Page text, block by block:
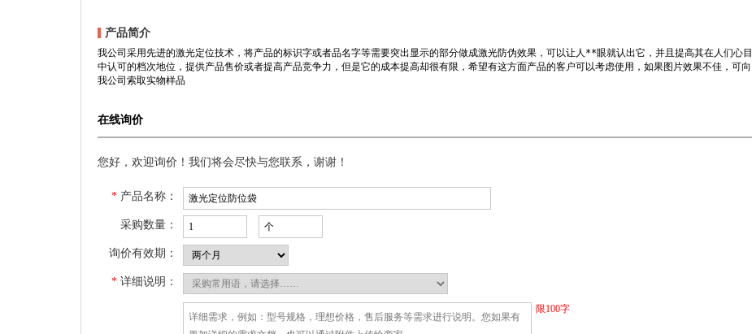
产品简介
我公司采用先进的激光定位技术，将产品的标识字或者品名字等需要突出显示的部分做成激光防伪效果，可以让人**眼就认出它，并且提高其在人们心目
中认可的档次地位，提供产品售价或者提高产品竞争力，但是它的成本提高却很有限，希望有这方面产品的客户可以考虑使用，如果图片效果不佳，可向
我公司索取实物样品
在线询价
您好，欢迎询价！我们将会尽快与您联系，谢谢！
* 产品名称：
采购数量：
询价有效期：
* 详细说明：
限100字